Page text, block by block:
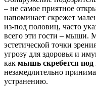
– не самое приятное
напоминает скрежет
из-под половиц, часто
всего эти гости – мыши.
эстетической точки
угрозу для здоровья и
как мышь скребется под
незамедлительно
устранению.